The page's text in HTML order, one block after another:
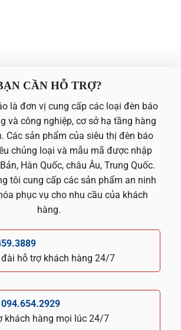
CẦN HỖ TRỢ?
là đơn vị cung cấp các loại đèn báo
và công nghiệp, cơ sở hạ tầng hàng
Các sản phẩm của siêu thị đèn báo
chủng loại và mẫu mã được nhập
Hàn Quốc, châu Âu, Trung Quốc.
tôi cung cấp các sản phẩm an ninh
phục vụ cho nhu cầu của khách
hàng.
hỗ trợ khách hàng 24/7
khách hàng mọi lúc 24/7